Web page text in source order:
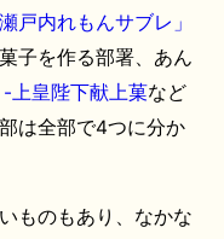
瀬戸内れもんサブレ」
子を作る部署、あん
上皇陛下献上菓など
は全部で4つに分か
ものもあり、なかな